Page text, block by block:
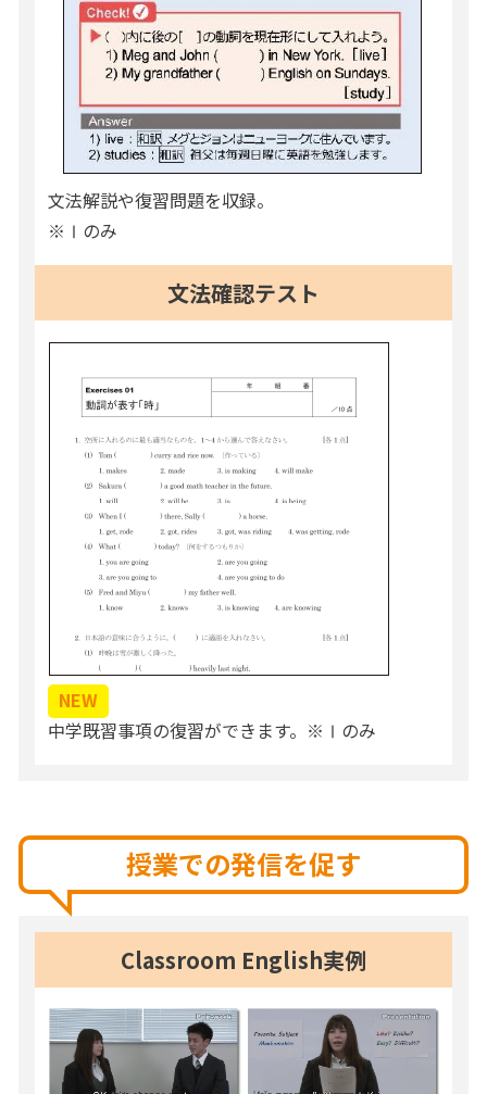
文法解説や復習問題を収録。
※Ⅰのみ
文法確認テスト
NEW
中学既習事項の復習ができます。※Ⅰのみ
授業での発信を促す
Classroom English実例